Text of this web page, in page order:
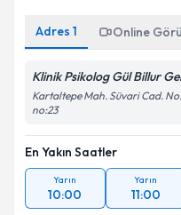
Adres 1 Online
Klinik Psikolog Gül Billur
Kartaltepe Mah. Süvari Cad.
no:23
En Yakın Saatler
Yarın
10:00
Yarın
11:00